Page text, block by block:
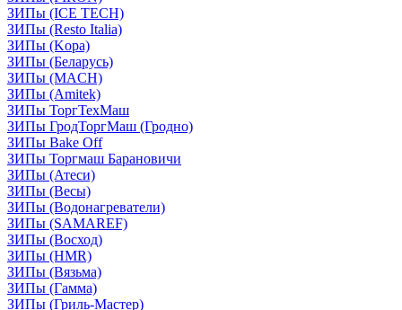
ЗИПы (ICE TECH)
ЗИПы (Resto Italia)
ЗИПы (Kopa)
ЗИПы (Беларусь)
ЗИПы (MACH)
ЗИПы (Amitek)
ЗИПы ТоргТехМаш
ЗИПы ГродТоргМаш (Гродно)
ЗИПы Bake Off
ЗИПы Торгмаш Барановичи
ЗИПы (Атеси)
ЗИПы (Весы)
ЗИПы (Водонагреватели)
ЗИПы (SAMAREF)
ЗИПы (Восход)
ЗИПы (HMR)
ЗИПы (Вязьма)
ЗИПы (Гамма)
ЗИПы (Гриль-Мастер)